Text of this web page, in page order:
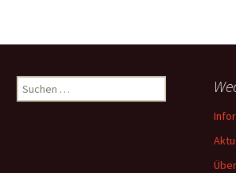
Suchen
nach: